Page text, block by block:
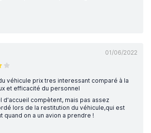
01/06/2022
véhicule prix tres interessant comparé à la
et efficacité du personnel
d'accueil compètent, mais pas assez
lors de la restitution du véhicule,qui est
quand on a un avion a prendre !